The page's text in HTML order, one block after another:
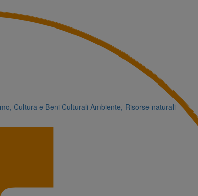
Cultura e Beni CulturaliAmbiente, Risorse naturali